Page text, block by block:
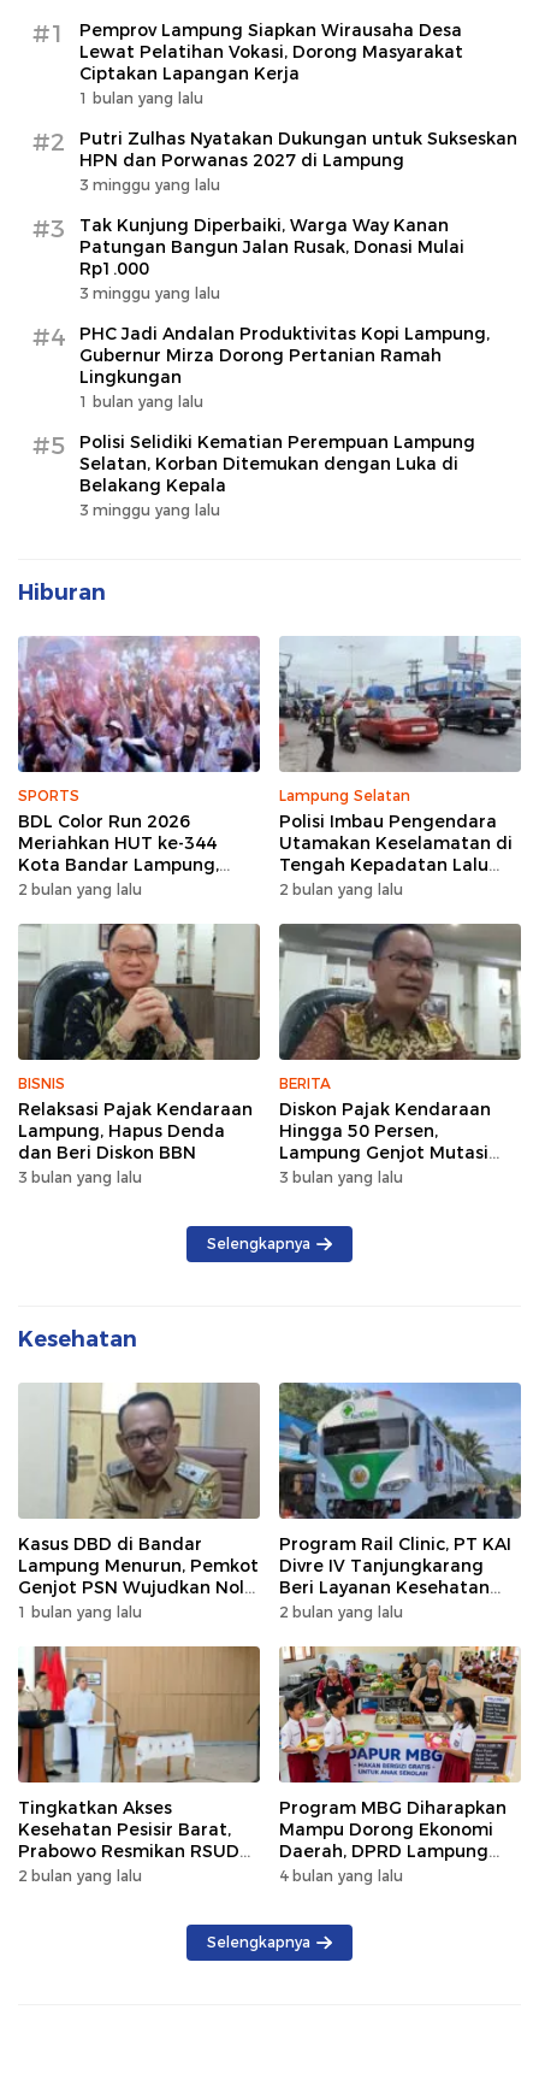
#1
Pemprov Lampung Siapkan Wirausaha Desa
Lewat Pelatihan Vokasi, Dorong Masyarakat
Ciptakan Lapangan Kerja
1 bulan yang lalu
#2
Putri Zulhas Nyatakan Dukungan untuk Sukseskan
HPN dan Porwanas 2027 di Lampung
3 minggu yang lalu
#3
Tak Kunjung Diperbaiki, Warga Way Kanan
Patungan Bangun Jalan Rusak, Donasi Mulai
Rp1.000
3 minggu yang lalu
#4
PHC Jadi Andalan Produktivitas Kopi Lampung,
Gubernur Mirza Dorong Pertanian Ramah
Lingkungan
1 bulan yang lalu
#5
Polisi Selidiki Kematian Perempuan Lampung
Selatan, Korban Ditemukan dengan Luka di
Belakang Kepala
3 minggu yang lalu
Hiburan
SPORTS
BDL Color Run 2026
Meriahkan HUT ke-344
Kota Bandar Lampung,
Wujud Semangat Sehat
2 bulan yang lalu
Lampung Selatan
Polisi Imbau Pengendara
Utamakan Keselamatan di
Tengah Kepadatan Lalu
Lintas Pagi Hari
2 bulan yang lalu
BISNIS
Relaksasi Pajak Kendaraan
Lampung, Hapus Denda
dan Beri Diskon BBN
3 bulan yang lalu
BERITA
Diskon Pajak Kendaraan
Hingga 50 Persen,
Lampung Genjot Mutasi
Kendaraan Luar Daerah
3 bulan yang lalu
Selengkapnya
Kesehatan
Kasus DBD di Bandar
Lampung Menurun, Pemkot
Genjot PSN Wujudkan Nol
Kematian
1 bulan yang lalu
Program Rail Clinic, PT KAI
Divre IV Tanjungkarang
Beri Layanan Kesehatan
Gratis 250 Warga
2 bulan yang lalu
Tingkatkan Akses
Kesehatan Pesisir Barat,
Prabowo Resmikan RSUD
KH Muhammad Thohir
2 bulan yang lalu
Program MBG Diharapkan
Mampu Dorong Ekonomi
Daerah, DPRD Lampung
Tekankan Pemanfaatan
4 bulan yang lalu
Selengkapnya